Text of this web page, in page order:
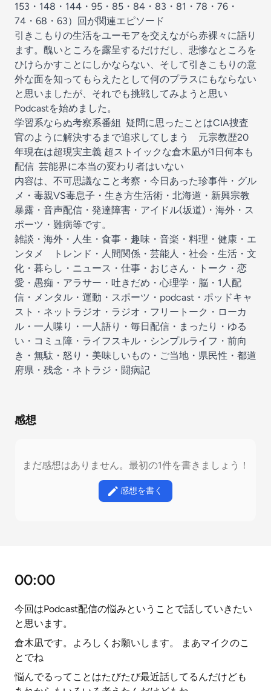
153・148・144・95・85・84・83・81・78・76・
74・68・63）回が関連エピソード
引きこもりの生活をユーモアを交えながら赤裸々に語り
ます。醜いところを露呈するだけだし、悲惨なところを
ひけらかすことにしかならない、そして引きこもりの意
外な面を知ってもらえたとして何のプラスにもならない
と思いましたが、それでも挑戦してみようと思い
Podcastを始めました。
学習系ならぬ考察系番組 疑問に思ったことはCIA捜査
官のように解決するまで追求してしまう 元宗教歴20
年現在は超現実主義 超ストイックな倉木凪が1日何本も
配信 芸能界に本当の変わり者はいない
内容は、不可思議なこと考察・今日あった珍事件・グル
メ・毒親VS毒息子・生き方生活術・北海道・新興宗教
暴露・音声配信・発達障害・アイドル(坂道)・海外・ス
ポーツ・難病等です。
雑談・海外・人生・食事・趣味・音楽・料理・健康・エ
ンタメ トレンド・人間関係・芸能人・社会・生活・文
化・暮らし・ニュース・仕事・おじさん・トーク・恋
愛・愚痴・アラサー・吐きだめ・心理学・脳・1人配
信・メンタル・運動・スポーツ・podcast・ポッドキャ
スト・ネットラジオ・ラジオ・フリートーク・ローカ
ル・一人喋り・一人語り・毎日配信・まったり・ゆる
い・コミュ障・ライフスキル・シンプルライフ・前向
き・無駄・怒り・美味しいもの・ご当地・県民性・都道
府県・残念・ネトラジ・闘病記
感想
まだ感想はありません。最初の1件を書きましょう！
感想を書く
00:00
今回はPodcast配信の悩みということで話していきたい
と思います。
倉木凪です。よろしくお願いします。 まあマイクのこ
とでね
悩んでるってことはたびたび最近話してるんだけども